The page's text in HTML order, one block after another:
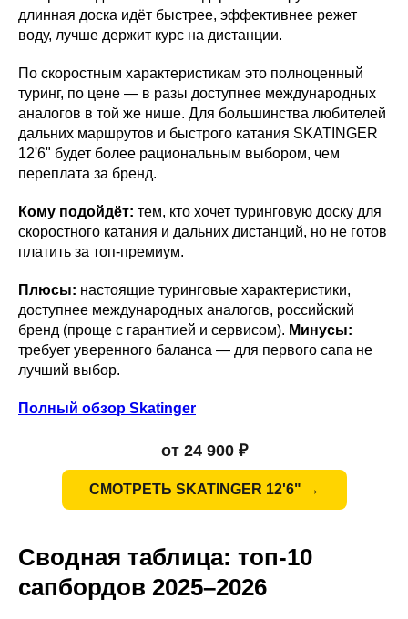
длинная доска идёт быстрее, эффективнее режет
воду, лучше держит курс на дистанции.
По скоростным характеристикам это полноценный
туринг, по цене — в разы доступнее международных
аналогов в той же нише. Для большинства любителей
дальних маршрутов и быстрого катания SKATINGER
12'6" будет более рациональным выбором, чем
переплата за бренд.
Кому подойдёт: тем, кто хочет туринговую доску для
скоростного катания и дальних дистанций, но не готов
платить за топ-премиум.
Плюсы: настоящие туринговые характеристики,
доступнее международных аналогов, российский
бренд (проще с гарантией и сервисом). Минусы:
требует уверенного баланса — для первого сапа не
лучший выбор.
Полный обзор Skatinger
от 24 900 ₽
СМОТРЕТЬ SKATINGER 12'6" →
Сводная таблица: топ-10
сапбордов 2025–2026